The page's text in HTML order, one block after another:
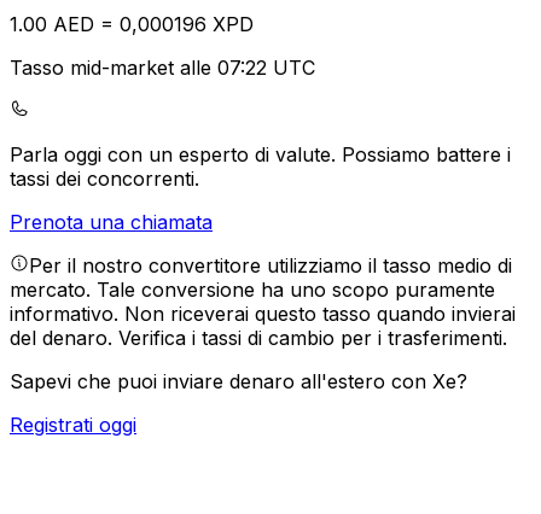
1.00 AED = 0,000196 XPD
Tasso mid-market alle 07:22 UTC
Parla oggi con un esperto di valute. Possiamo battere i
tassi dei concorrenti.
Prenota una chiamata
Per il nostro convertitore utilizziamo il tasso medio di
mercato. Tale conversione ha uno scopo puramente
informativo. Non riceverai questo tasso quando invierai
del denaro. Verifica i tassi di cambio per i trasferimenti.
Sapevi che puoi inviare denaro all'estero con Xe?
Registrati oggi